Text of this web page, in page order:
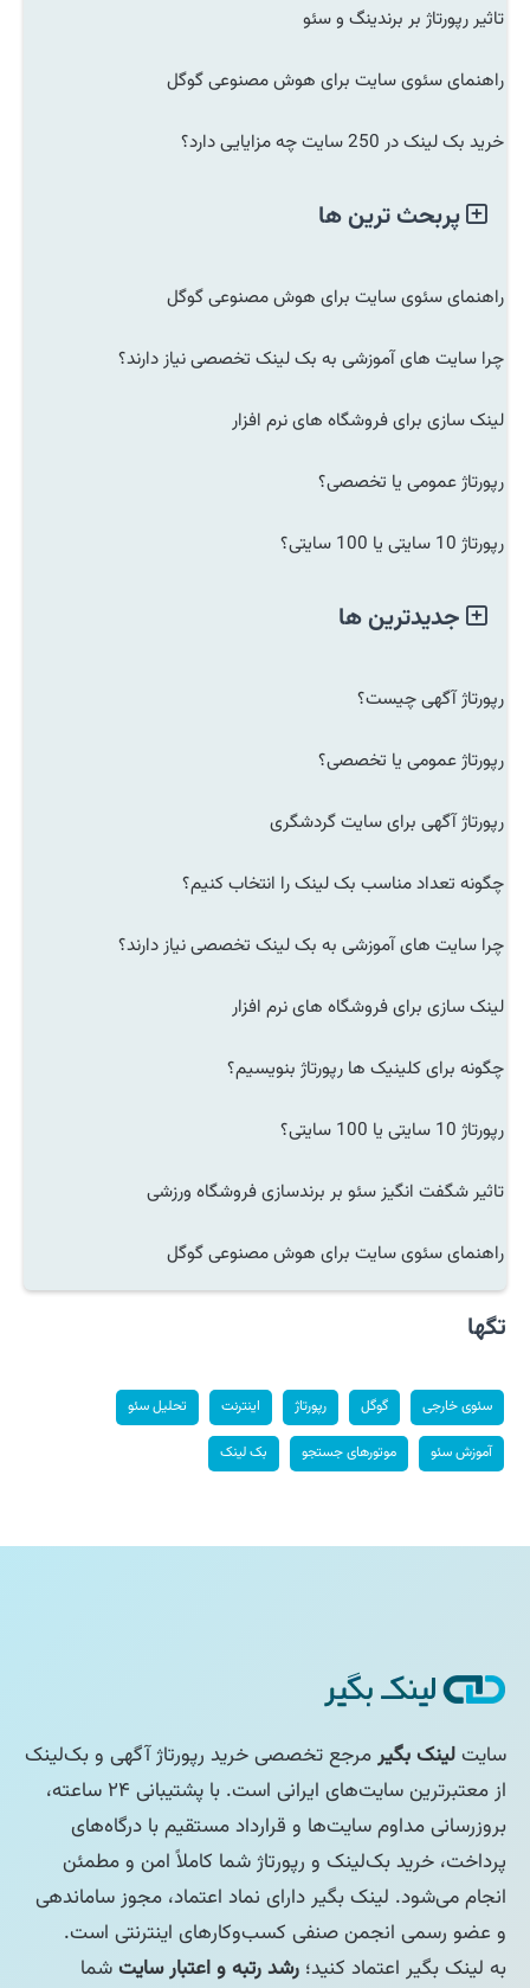
تاثیر رپورتاژ بر برندینگ و سئو
راهنمای سئوی سایت برای هوش مصنوعی گوگل
خرید بک لینک در 250 سایت چه مزایایی دارد؟
پربحث ترین ها
راهنمای سئوی سایت برای هوش مصنوعی گوگل
چرا سایت های آموزشی به بک لینک تخصصی نیاز دارند؟
لینک سازی برای فروشگاه های نرم افزار
رپورتاژ عمومی یا تخصصی؟
رپورتاژ 10 سایتی یا 100 سایتی؟
جدیدترین ها
رپورتاژ آگهی چیست؟
رپورتاژ عمومی یا تخصصی؟
رپورتاژ آگهی برای سایت گردشگری
چگونه تعداد مناسب بک لینک را انتخاب کنیم؟
چرا سایت های آموزشی به بک لینک تخصصی نیاز دارند؟
لینک سازی برای فروشگاه های نرم افزار
چگونه برای کلینیک ها رپورتاژ بنویسیم؟
رپورتاژ 10 سایتی یا 100 سایتی؟
تاثیر شگفت انگیز سئو بر برندسازی فروشگاه ورزشی
راهنمای سئوی سایت برای هوش مصنوعی گوگل
تگها
سئوی خارجی گوگل رپورتاژ اینترنت تحلیل سئو
آموزش سئو موتورهای جستجو بک لینک
سایتلینک بگیرمرجع تخصصی خرید رپورتاژ آگهی و بک‌لینک
از معتبرترین سایت‌های ایرانی است. با پشتیبانی ۲۴ ساعته،
بروزرسانی مداوم سایت‌ها و قرارداد مستقیم با درگاه‌های
پرداخت، خرید بک‌لینک و رپورتاژ شما کاملاً امن و مطمئن
انجام می‌شود. لینک بگیر دارای نماد اعتماد، مجوز ساماندهی
و عضو رسمی انجمن صنفی کسب‌وکارهای اینترنتی است.
به لینک بگیر اعتماد کنید؛ رشد رتبه و اعتبار سایتشما